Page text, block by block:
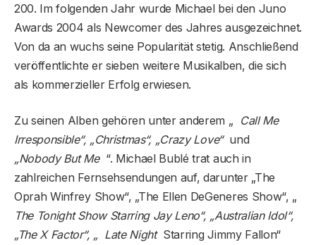
200. Im folgenden Jahr wurde Michael bei den Juno
Awards 2004 als Newcomer des Jahres ausgezeichnet.
Von da an wuchs seine Popularität stetig. Anschließend
veröffentlichte er sieben weitere Musikalben, die sich
als kommerzieller Erfolg erwiesen.
Zu seinen Alben gehören unter anderem „ Call Me
Irresponsible“, „Christmas“, „Crazy Love“und
„Nobody But Me“. Michael Bublé trat auch in
zahlreichen Fernsehsendungen auf, darunter „The
Oprah Winfrey Show“, „The Ellen DeGeneres Show“, „
The Tonight Show Starring Jay Leno“, „Australian Idol“,
„The X Factor“, „ Late NightStarring Jimmy Fallon“